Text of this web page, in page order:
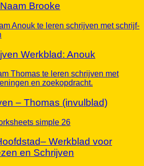
Brooke
Werkblad: Anouk
– Thomas (invulblad)
Werkblad voor
en Schrijven